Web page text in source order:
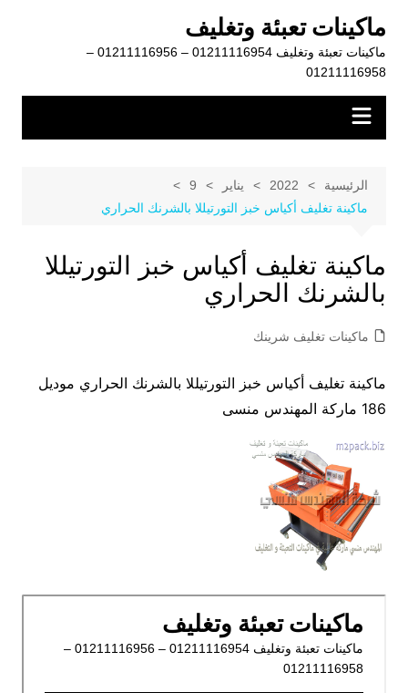
المحتوى
ماكينات تعبئة وتغليف
ماكينات تعبئة وتغليف 01211116954 – 01211116956 –
01211116958
الرئيسية 2022 يناير
9
ماكينة تغليف أكياس خبز التورتيللا بالشرنك الحراري
ماكينة تغليف أكياس خبز التورتيللا
بالشرنك الحراري
ماكينات تغليف شرينك
ماكينة تغليف أكياس خبز التورتيللا بالشرنك الحراري موديل
186 ماركة المهندس منسى